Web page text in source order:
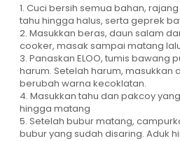
1. Cuci bersih semua bahan,
tahu hingga halus, serta geprek
2. Masukkan beras, daun salam
cooker, masak sampai matang
3. Panaskan ELOO, tumis bawang
harum. Setelah harum, masukkan
berubah warna kecoklatan.
4. Masukkan tahu dan pakcoy
hingga matang
5. Setelah bubur matang,
bubur yang sudah disaring. Aduk